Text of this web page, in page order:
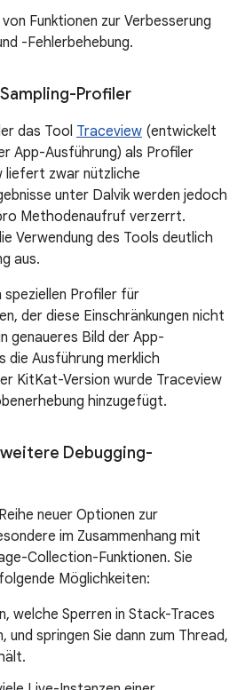
Funktionen zur Verbesserung
-Fehlerbehebung.
Profiler
das Tool Traceview (entwickelt
App-Ausführung) als Profiler
liefert zwar nützliche
unter Dalvik werden jedoch
Methodenaufruf verzerrt.
Verwendung des Tools deutlich
aus.
Profiler für
der diese Einschränkungen nicht
genaueres Bild der App-
die Ausführung merklich
KitKat-Version wurde Traceview
hinzugefügt.
Debugging-
neuer Optionen zur
im Zusammenhang mit
Collection-Funktionen. Sie
Möglichkeiten:
welche Sperren in Stack-Traces
und springen Sie dann zum Thread,